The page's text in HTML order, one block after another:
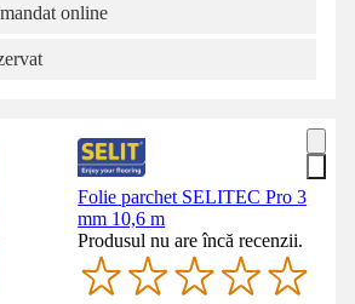
online
Folie parchet SELITEC Pro 3
mm 10,6 m
Produsul nu are încă recenzii.